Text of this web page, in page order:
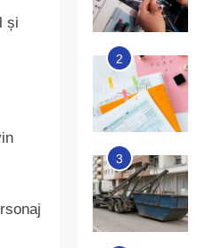
și
2
3